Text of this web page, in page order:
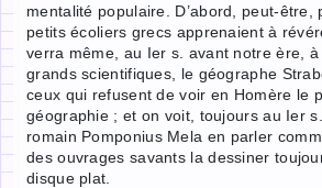
mentalité populaire. D’abord, peut-être,
petits écoliers grecs apprenaient à
verra même, au Ier s. avant notre ère,
grands scientifiques, le géographe
ceux qui refusent de voir en Homère le
géographie ; et on voit, toujours au Ier
romain Pomponius Mela en parler
des ouvrages savants la dessiner
disque plat.